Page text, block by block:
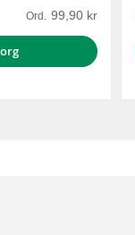
Ord. 99,90 kr